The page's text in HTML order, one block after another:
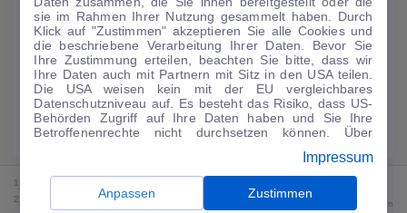
/mtl.
Guter Preis4
0 € Anzahlung ·60 Monate ·Finanzierungs-Details
Angebot anfragen Rate anpassen
Kraftstoffverbrauch komb. 6,3 l/100 km · CO₂-Emissionen komb. 145 g/km
· CO₂-Klasse E · WLTP*
1
2 Bei dem Streichpreis handelt es sich für Neufahrzeuge und junge Gebrauchte um den
sie im Rahmen Ihrer Nutzung gesammelt haben. Durch
Klick auf "Zustimmen" akzeptieren Sie alle Cookies und
die beschriebene Verarbeitung Ihrer Daten. Bevor Sie
Ihre Zustimmung erteilen, beachten Sie bitte, dass wir
Ihre Daten auch mit Partnern mit Sitz in den USA teilen.
Die USA weisen kein mit der EU vergleichbares
Datenschutzniveau auf. Es besteht das Risiko, dass US-
Behörden Zugriff auf Ihre Daten haben und Sie Ihre
Betroffenenrechte nicht durchsetzen können. Über
anpassen. Dies ist auch später jederzeit im Bereich
Cookie-Richtliniemöglich. Weitere Informationen finden
Sie in unsererDatenschutzerklärung .
Impressum
Anpassen Zustimmen